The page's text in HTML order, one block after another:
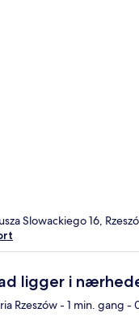
Slowackiego 16,
ligger i
Rzeszów- 1 min. gang -